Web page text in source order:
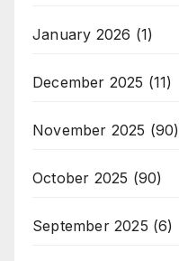
January 2026 (1)
December 2025 (11)
November 2025 (90)
October 2025 (90)
September 2025 (6)